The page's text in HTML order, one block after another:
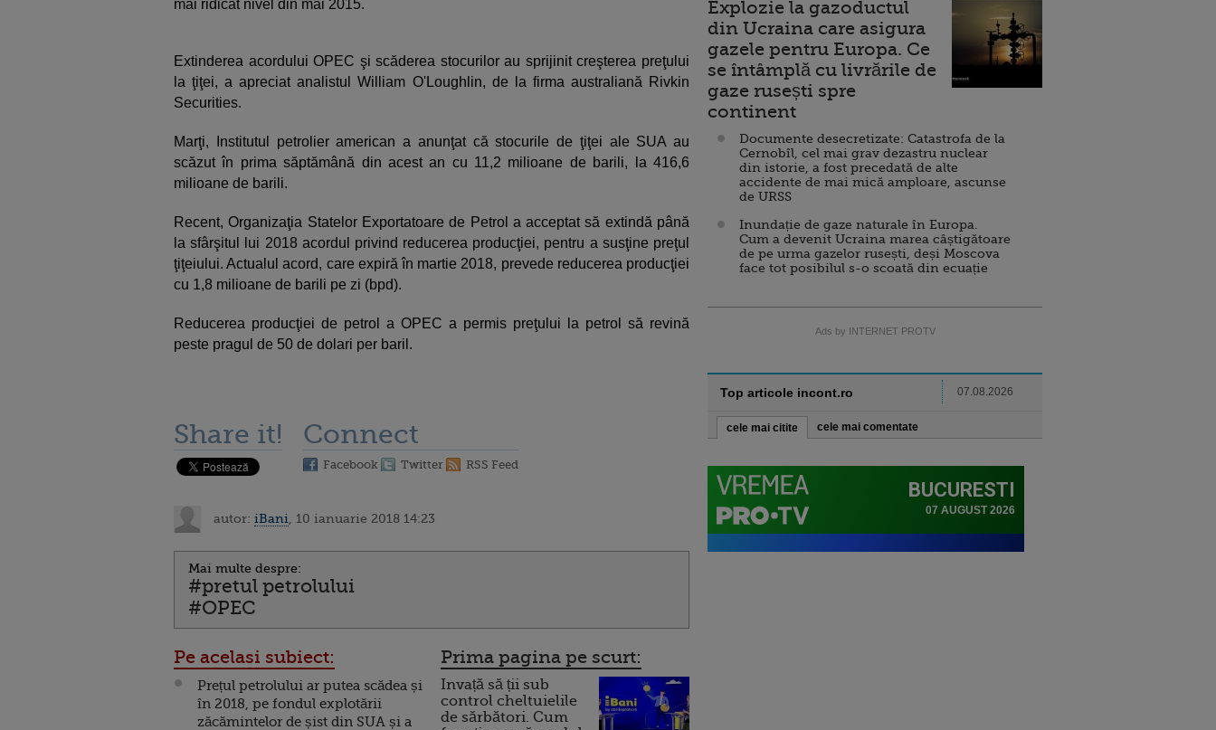
mai ridicat nivel din mai 2015.
Extinderea acordului OPEC şi scăderea stocurilor au sprijinit creşterea preţului
la ţiţei, a apreciat analistul William O'Loughlin, de la firma australiană Rivkin
Securities.
Marţi, Institutul petrolier american a anunţat că stocurile de ţiţei ale SUA au
scăzut în prima săptămână din acest an cu 11,2 milioane de barili, la 416,6
milioane de barili.
Recent, Organizaţia Statelor Exportatoare de Petrol a acceptat să extindă până
la sfârşitul lui 2018 acordul privind reducerea producţiei, pentru a susţine preţul
ţiţeiului. Actualul acord, care expiră în martie 2018, prevede reducerea producţiei
cu 1,8 milioane de barili pe zi (bpd).
Reducerea producţiei de petrol a OPEC a permis preţului la petrol să revină
peste pragul de 50 de dolari per baril.
Share it! Connect
Facebook Twitter RSS Feed
autor: iBani , 10 ianuarie 2018 14:23
Mai multe despre:
#pretul petrolului
#OPEC
Pe acelasi subiect:
Prețul petrolului ar putea scădea și
în 2018, pe fondul explotării
zăcămintelor de șist din SUA și a
Prima pagina pe scurt:
Invață să ții sub
control cheltuielile
de sărbători. Cum
Explozie la gazoductul
din Ucraina care asigura
gazele pentru Europa. Ce
se întâmplă cu livrările de
gaze rusești spre
continent
Documente desecretizate: Catastrofa de la
Cernobîl, cel mai grav dezastru nuclear
din istorie, a fost precedată de alte
accidente de mai mică amploare, ascunse
de URSS
Inundație de gaze naturale în Europa.
Cum a devenit Ucraina marea câștigătoare
de pe urma gazelor rusești, deși Moscova
face tot posibilul s-o scoată din ecuație
Ads by INTERNET PROTV
Top articole incont.ro 07.08.2026
cele mai citite cele mai comentate